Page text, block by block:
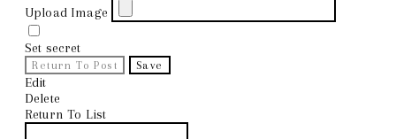
Upload Image
Set secret
Return To Post Save
Edit
Delete
Return To List